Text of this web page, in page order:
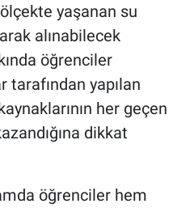
yaşanan su
alınabilecek
öğrenciler
yapılan
her geçen
dikkat
öğrenciler hem